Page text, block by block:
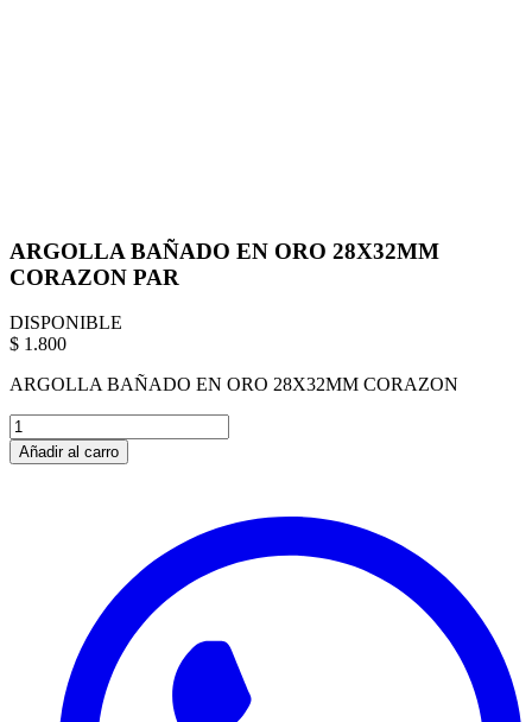
ARGOLLA BAÑADO EN ORO 28X32MM
CORAZON PAR
DISPONIBLE
$ 1.800
ARGOLLA BAÑADO EN ORO 28X32MM CORAZON
Añadir al carro